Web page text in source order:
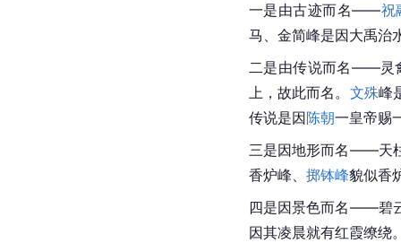
一是由古迹而名——祝
马、金简峰是因大禹治
二是由传说而名——灵
上，故此而名。 文殊峰
传说是因陈朝一皇帝赐
三是因地形而名——天
香炉峰、 掷钵峰貌似香
四是因景色而名——碧
因其凌晨就有红霞缭绕